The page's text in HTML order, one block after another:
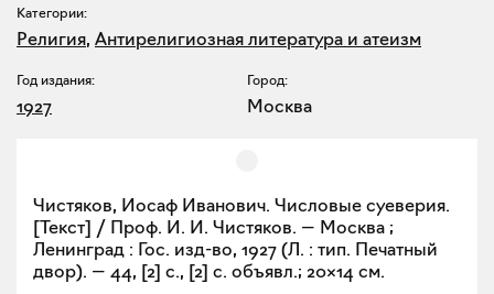
Категории:
Религия, Антирелигиозная литература и атеизм
Год издания:
1927
Город:
Москва
Чистяков, Иосаф Иванович. Числовые суеверия.
[Текст] / Проф. И. И. Чистяков. — Москва ;
Ленинград : Гос. изд-во, 1927 (Л. : тип. Печатный
двор). — 44, [2] с., [2] с. объявл.; 20×14 см.